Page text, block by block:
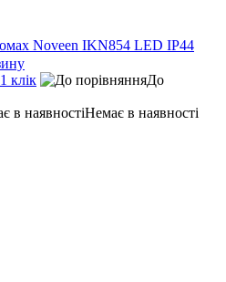
Noveen IKN854 LED IP44
клік
До
Немає в наявності